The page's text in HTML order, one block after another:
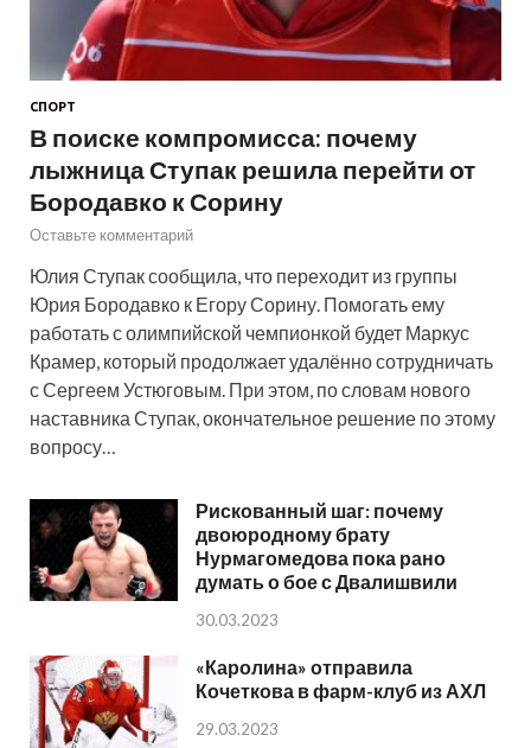
СПОРТ
В поиске компромисса: почему
лыжница Ступак решила перейти от
Бородавко к Сорину
Оставьте комментарий
Юлия Ступак сообщила, что переходит из группы
Юрия Бородавко к Егору Сорину. Помогать ему
работать с олимпийской чемпионкой будет Маркус
Крамер, который продолжает удалённо сотрудничать
с Сергеем Устюговым. При этом, по словам нового
наставника Ступак, окончательное решение по этому
вопросу…
Рискованный шаг: почему
двоюродному брату
Нурмагомедова пока рано
думать о бое с Двалишвили
30.03.2023
«Каролина» отправила
Кочеткова в фарм-клуб из АХЛ
29.03.2023